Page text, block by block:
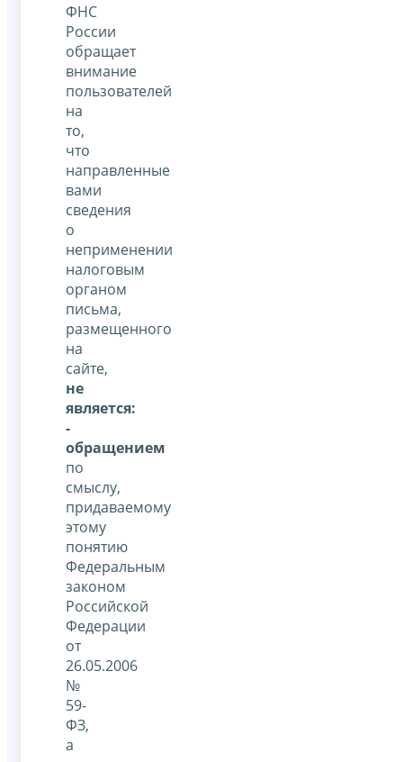
ФНС
России
обращает
внимание
пользователей
на
то,
что
направленные
вами
сведения
о
неприменении
налоговым
органом
письма,
размещенного
на
сайте,
не
является:
-
обращением
по
смыслу,
придаваемому
этому
понятию
Федеральным
законом
Российской
Федерации
от
26.05.2006
№
59-
ФЗ,
а